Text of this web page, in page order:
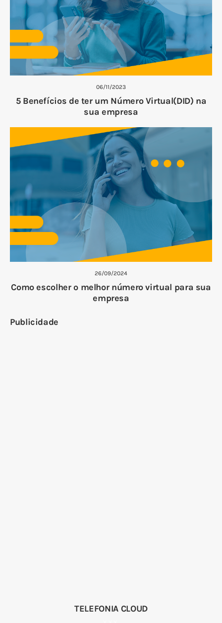
06/11/2023
5 Benefícios de ter um Número Virtual(DID) na
sua empresa
26/09/2024
Como escolher o melhor número virtual para sua
empresa
Publicidade
TELEFONIA CLOUD